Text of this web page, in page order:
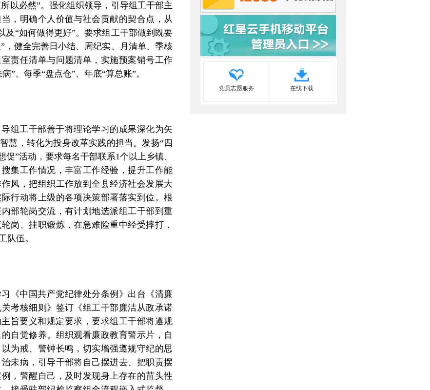
以必然”。强化组织领导，引导组工干部主
，明确个人价值与社会贡献的契合点，从
及“如何做得更好”。要求组工干部做到既要
，健全完善日小结、周纪实、月清单、季核
责任清单与问题清单，实施预案销号工作
”、每季“盘点仓”、年底“算总账”。
组工干部善于将理论学习的成果深化为矢
慧，转化为投身改革实践的担当。发扬“四
”活动，要求每名干部联系1个以上乡镇、
集工作情况，丰富工作经验，提升工作能
风，把组织工作放到全县经济社会发展大
行动将上级的各项决策部署落实到位。根
部轮岗交流，有计划地选派组工干部到重
岗、挂职锻炼，在急难险重中经受摔打，
队伍。
《中国共产党纪律处分条例》出台《清廉
考核细则》签订《组工干部廉洁从政承诺
旨要义和规定要求，要求组工干部将遵规
自觉修养。组织观看廉政教育警示片，自
为戒、警钟长鸣，切实增强遵规守纪的思
未病，引导干部将自己摆进去、把职责摆
，警醒自己，及时发现身上存在的苗头性
党员志愿服务 在线下载